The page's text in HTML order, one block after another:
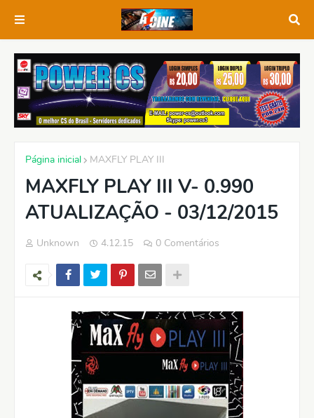
Página inicial MAXFLY PLAY III
MAXFLY PLAY III V- 0.990
ATUALIZAÇÃO - 03/12/2015
Unknown 4.12.15 0 Comentários